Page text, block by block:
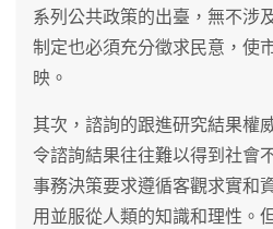
系列公共政策的出臺，無不涉
制定也必須充分徵求民意，使
映。
其次，諮詢的跟進研究結果權
令諮詢結果往往難以得到社會
事務決策要求遵循客觀求實和
用並服從人類的知識和理性。